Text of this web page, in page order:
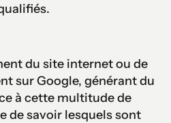
du site internet ou de
sur Google, générant du
à cette multitude de
de savoir lesquels sont